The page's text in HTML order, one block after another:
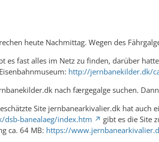
heute Nachmittag. Wegen des
es fast alles im Netz zu finden, darüber
http://jernbanekilder.dk/
nach færgegalge suchen.
Site jernbanearkivalier.dk hat auch
banealaeg/index.htm
gibt es die Site
ca. 64 MB: https://